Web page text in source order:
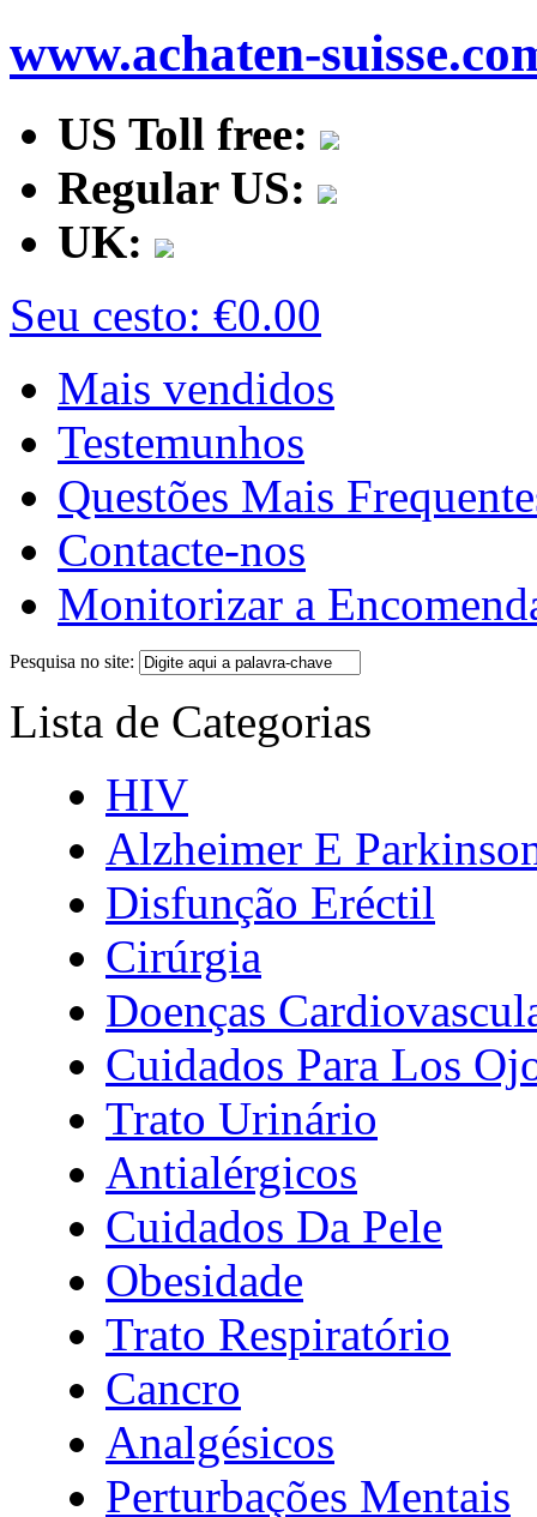
www.achaten-
US Toll free:
Regular US:
UK:
Seu cesto: €0.00
Mais vendidos
Testemunhos
Questões Mais
Contacte-nos
Monitorizar a
Pesquisa no site:
Lista de Categorias
HIV
Alzheimer E
Disfunção Eréctil
Cirúrgia
Doenças
Cuidados Para Los
Trato Urinário
Antialérgicos
Cuidados Da Pele
Obesidade
Trato Respiratório
Cancro
Analgésicos
Perturbações Mentais